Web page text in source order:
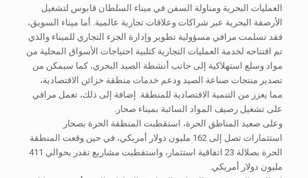
العمليات البحرية ومناولة السفن في ميناء السلطان قابوس لتشغيل
الأرصفة البحرية عبر شراكات وعلاقات تجارية عالمية. أما ميناء السويق،
فقد تسلمت مرافي مسؤولية تطوير وإدارة الجزء التجاري للميناء والذي
تم افتتاحه لخدمة العمليات التجارية كتلبية احتياجات الأسواق المحلية من
مواد وسلع استهلاكية إلى جانب أنشطة الصيد البحري، كما سيمكن من
تصدير منتجات صناعة الصيد ودعم خدمات منطقة خزائن الاقتصادية،
مما يعزز من التنمية الاقتصادية للمنطقة. إضافة إلى ذلك، تعمل مرافي
على تشغيل رصيف المواد السائبة بميناء صحار.
وعلى صعيد المناطق الحرة، استقطبت المنطقة الحرة بصحار
استثمارات تصل إلى 162 مليون دولار أمريكي، في حين وقعت المنطقة
الحرة بصلالة 23 اتفاقية استثمار، واستقطبت مشاريع تقدر بحوالي 411
مليون دولار أمريكي.